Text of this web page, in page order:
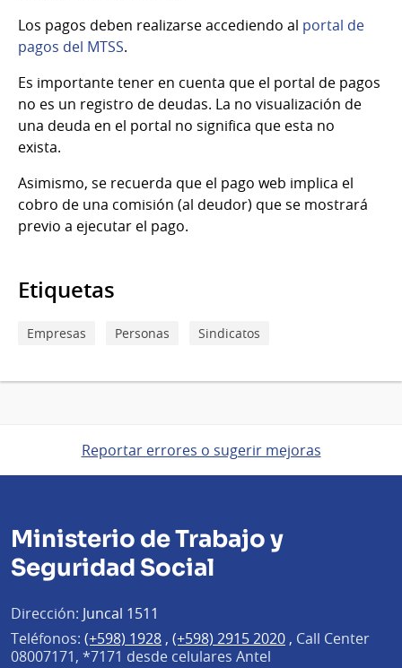
Los pagos deben realizarse accediendo al portal de
pagos del MTSS.
Es importante tener en cuenta que el portal de pagos
no es un registro de deudas. La no visualización de
una deuda en el portal no significa que esta no
exista.
Asimismo, se recuerda que el pago web implica el
cobro de una comisión (al deudor) que se mostrará
previo a ejecutar el pago.
Etiquetas
Empresas Personas Sindicatos
Reportar errores o sugerir mejoras
Ministerio de Trabajo y
Seguridad Social
Dirección: Juncal 1511
Teléfonos: (+598) 1928 , (+598) 2915 2020 , Call Center
08007171, *7171 desde celulares Antel